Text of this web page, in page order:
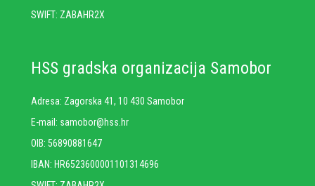
SWIFT: ZABAHR2X
HSS gradska organizacija Samobor
Adresa: Zagorska 41, 10 430 Samobor
E-mail: samobor@hss.hr
OIB: 56890881647
IBAN: HR6523600001101314696